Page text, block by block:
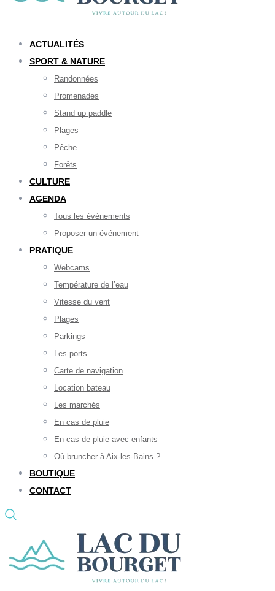
ACTUALITÉS
SPORT & NATURE
Randonnées
Promenades
Stand up paddle
Plages
Pêche
Forêts
CULTURE
AGENDA
Tous les événements
Proposer un événement
PRATIQUE
Webcams
Température de l’eau
Vitesse du vent
Plages
Parkings
Les ports
Carte de navigation
Location bateau
Les marchés
En cas de pluie
En cas de pluie avec enfants
Où bruncher à Aix-les-Bains ?
BOUTIQUE
CONTACT